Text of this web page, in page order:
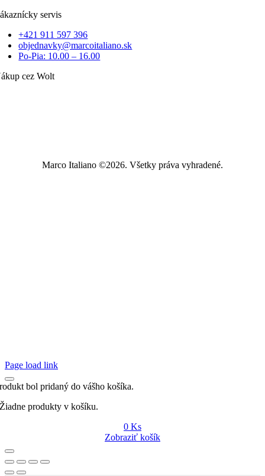
servis
+421 911 597 396
objednavky@marcoitaliano.sk
Po-Pia: 10.00 – 16.00
cez Wolt
Marco Italiano ©2026. Všetky práva vyhradené.
Page load link
bol pridaný do vášho košíka.
Žiadne produkty v košíku.
0 Ks
Zobraziť košík